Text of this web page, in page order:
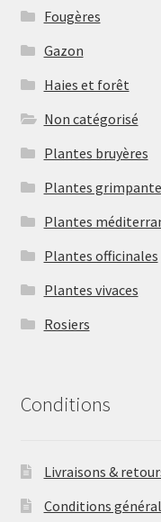
Fougères
Gazon
Haies et forêt
Non catégorisé
Plantes bruyères
Plantes
Plantes
Plantes officinales
Plantes vivaces
Rosiers
Conditions
Livraisons &
Conditions